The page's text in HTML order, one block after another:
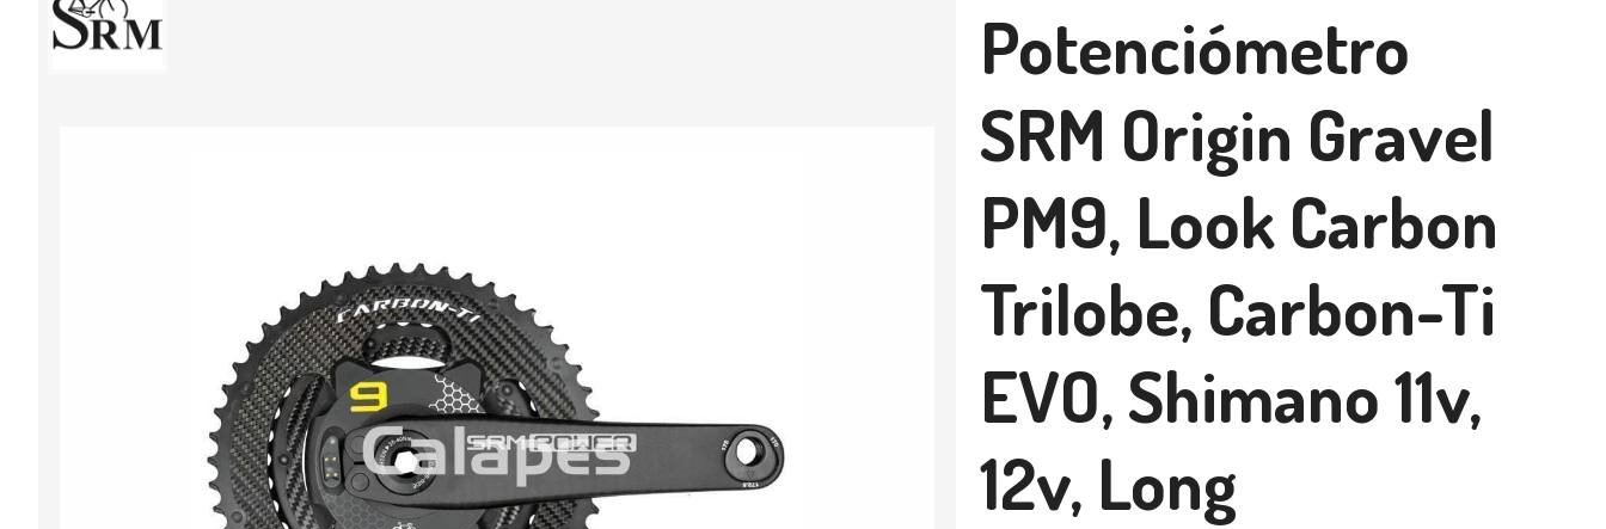
Potenciómetro
SRM Origin Gravel
PM9, Look Carbon
Trilobe, Carbon-Ti
EVO, Shimano 11v,
12v, Long